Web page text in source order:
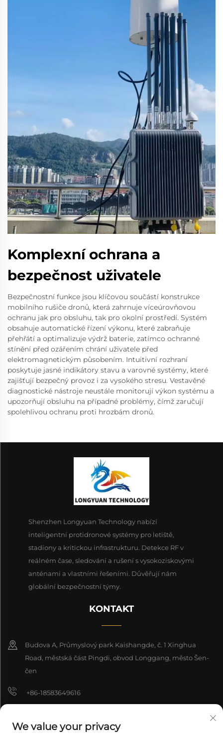
Komplexní ochrana a
bezpečnost uživatele
Bezpečnostní funkce jsou klíčovou součástí konstrukce
mobilního rušiče dronů, která zahrnuje víceúrovňovou
ochranu jak pro obsluhu, tak pro okolní prostředí. Systém
obsahuje automatické řízení výkonu, které zabraňuje
přehřátí a optimalizuje výdrž baterie, zatímco ochranné
stínění před ozářením chrání uživatele před
elektromagnetickým působením. Intuitivní rozhraní
poskytuje jasné indikátory stavu a varovné systémy, které
zajišťují bezpečný provoz i za vysokého stresu. Vestavěné
diagnostické nástroje neustále monitorují výkon systému a
upozorňují obsluhu na případné problémy, čímž zaručují
spolehlivou ochranu proti hrozbám dronů.
Shenzhen Longyuan Technology nabízí
inteligentní protidronové systémy pro letiště,
stadiony a kritickou infrastrukturu. Detekce RF v
reálném čase, sledování a rušení s vysokoziskovými
anténami a vlastními řešeními. Důvěřují nám
globální bezpečnostní týmy.
KONTAKT
Budova A, Průmyslový park Kaishangde, č. 1 Xinghua
Road, městská část Pingdi, obvod Longgang, město Šen-
čen
+86-18583649616
8618165761396
We value your privacy